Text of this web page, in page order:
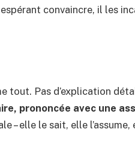
convaincre, il les
tout. Pas d’explication
prononcée avec une
– elle le sait, elle l’assume,